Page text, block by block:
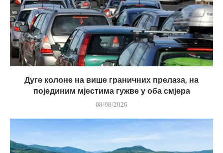
Дуге колоне на више граничних прелаза, на
појединим мјестима гужве у оба смјера
08/08/2026